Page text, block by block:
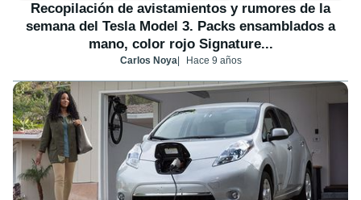
Recopilación de avistamientos y rumores de la
semana del Tesla Model 3. Packs ensamblados a
mano, color rojo Signature...
Carlos Noya Hace 9 años